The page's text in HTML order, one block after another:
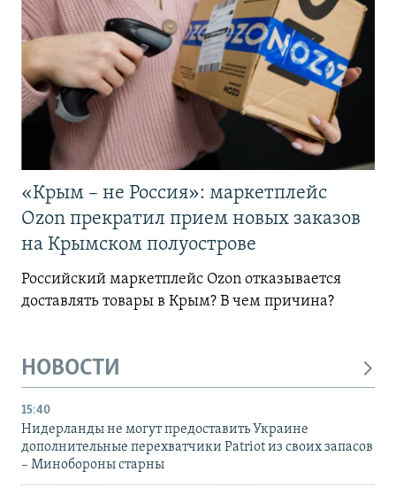
«Крым – не Россия»: маркетплейс
Ozon прекратил прием новых заказов
на Крымском полуострове
Российский маркетплейс Ozon отказывается
доставлять товары в Крым? В чем причина?
НОВОСТИ
15:40
Нидерланды не могут предоставить Украине
дополнительные перехватчики Patriot из своих запасов
– Минобороны старны